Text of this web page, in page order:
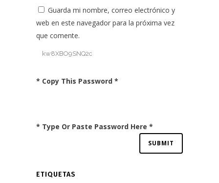
Guarda mi nombre, correo electrónico y
web en este navegador para la próxima vez
que comente.
* Copy This Password *
* Type Or Paste Password Here *
ETIQUETAS